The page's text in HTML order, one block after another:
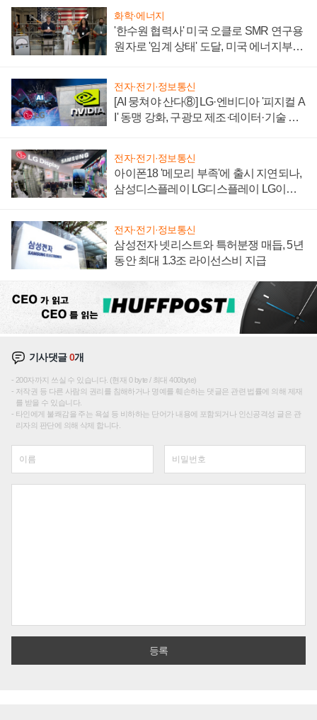
화학·에너지
'한수원 협력사' 미국 오클로 SMR 연구용
원자로 '임계 상태' 도달, 미국 에너지부
전자·전기·정보통신
[AI 뭉쳐야 산다⑧] LG·엔비디아 '피지컬 A
I' 동맹 강화, 구광모 제조·데이터·기술 결
전자·전기·정보통신
아이폰18 '메모리 부족'에 출시 지연되나,
삼성디스플레이 LG디스플레이 LG이노
전자·전기·정보통신
삼성전자 넷리스트와 특허분쟁 매듭, 5년
동안 최대 1.3조 라이선스비 지급
기사댓글0개
200자까지 쓰실 수 있습니다. (현재 0 byte / 최대 400byte)
저작권 등 다른 사람의 권리를 침해하거나 명예를 훼손하는 댓글은 관련 법률에 의해 제재
를 받을 수 있습니다.
타인에게 불쾌감을 주는 욕설 등 비하하는 단어가 내용에 포함되거나 인신공격성 글은 관
리자의 판단에 의해 삭제 합니다.